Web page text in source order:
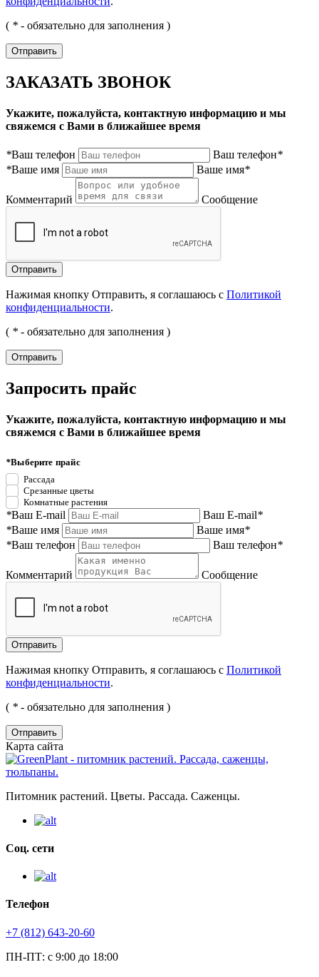
( * - обязательно для заполнения )
ЗАКАЗАТЬ ЗВОНОК
Укажите, пожалуйста, контактную информацию и мы
свяжемся с Вами в ближайшее время
*Ваш телефон Ваш телефон*
*Ваше имя Ваше имя*
Комментарий Сообщение
Нажимая кнопку Отправить, я соглашаюсь с Политикой
конфиденциальности.
( * - обязательно для заполнения )
Запросить прайс
Укажите, пожалуйста, контактную информацию и мы
свяжемся с Вами в ближайшее время
*Выберите прайс
Рассада
Срезанные цветы
Комнатные растения
*Ваш E-mail Ваш E-mail*
*Ваше имя Ваше имя*
*Ваш телефон Ваш телефон*
Комментарий Сообщение
Нажимая кнопку Отправить, я соглашаюсь с Политикой
конфиденциальности.
( * - обязательно для заполнения )
Отправить
Карта сайта
Питомник растений. Цветы. Рассада. Саженцы.
Соц. сети
Телефон
+7 (812) 643-20-60
ПН-ПТ: с 9:00 до 18:00